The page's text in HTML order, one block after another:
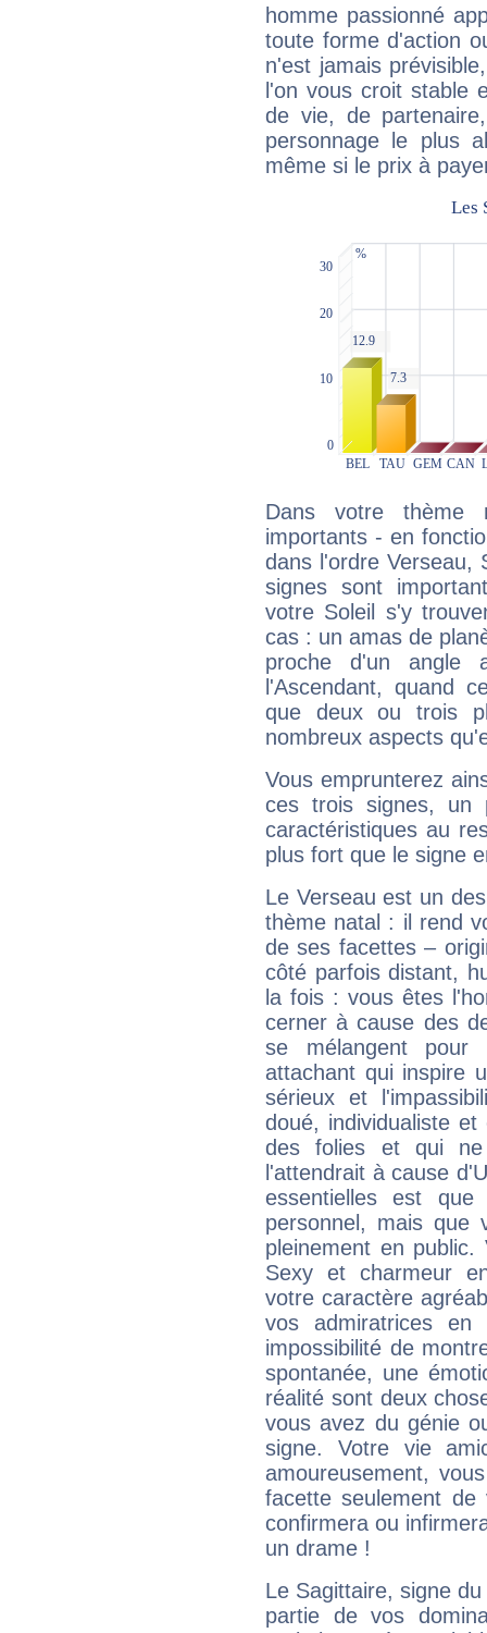
homme passionné
toute forme d'action
n'est jamais
l'on vous croit stable
de vie, de
personnage le plus
même si le prix à
Dans votre thème
importants - en
dans l'ordre Verseau,
signes sont
votre Soleil s'y
cas : un amas de
proche d'un
l'Ascendant, quand
que deux ou trois
nombreux aspects
Vous emprunterez
ces trois signes, un
caractéristiques au
plus fort que le signe
Le Verseau est un
thème natal : il rend
de ses facettes –
côté parfois distant,
la fois : vous êtes
cerner à cause des
se mélangent
attachant qui inspire
sérieux et
doué, individualiste
des folies et qui
l'attendrait à cause
essentielles est
personnel, mais que
pleinement en
Sexy et charmeur
votre caractère
vos admiratrices
impossibilité de
spontanée, une
réalité sont deux
vous avez du génie
signe. Votre vie
amoureusement,
facette seulement
confirmera ou
un drame !
Le Sagittaire, signe
partie de vos